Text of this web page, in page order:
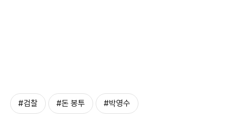
#검찰 #돈 봉투 #박영수